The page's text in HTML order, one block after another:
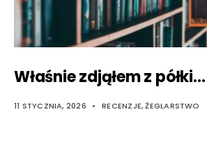
Właśnie zdjąłem z półki…
11 STYCZNIA, 2026 • RECENZJE,ŻEGLARSTWO